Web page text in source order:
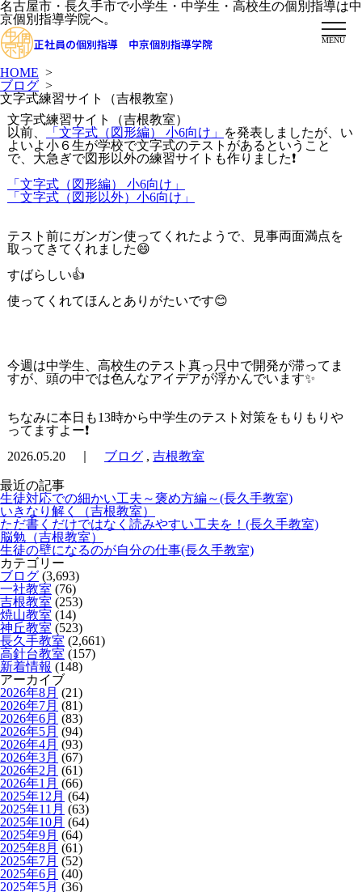
名古屋市・長久手市で小学生・中学生・高校生の個別指導は中
京個別指導学院へ。
正社員の個別指導 中京個別指導学院 MENU
HOME >
ブログ >
文字式練習サイト（吉根教室）
文字式練習サイト（吉根教室）
以前、
「文字式（図形編） 小6向け」
を発表しましたが、い
よいよ小６生が学校で文字式のテストがあるということ
で、大急ぎで図形以外の練習サイトも作りました❗️
「文字式（図形編） 小6向け」
「文字式（図形以外）小6向け」
テスト前にガンガン使ってくれたようで、見事両面満点を
取ってきてくれました😄
すばらしい👍
使ってくれてほんとありがたいです😊
今週は中学生、高校生のテスト真っ只中で開発が滞ってま
すが、頭の中では色んなアイデアが浮かんでいます✨
ちなみに本日も13時から中学生のテスト対策をもりもりや
ってますよー❗️
2026.05.20 ｜ ブログ, 吉根教室
最近の記事
生徒対応での細かい工夫～褒め方編～(長久手教室)
いきなり解く（吉根教室）
ただ書くだけではなく読みやすい工夫を！(長久手教室)
脳勉（吉根教室）
生徒の壁になるのが自分の仕事(長久手教室)
カテゴリー
ブログ (3,693)
一社教室 (76)
吉根教室 (253)
焼山教室 (14)
神丘教室 (523)
長久手教室 (2,661)
高針台教室 (157)
新着情報 (148)
アーカイブ
2026年8月 (21)
2026年7月 (81)
2026年6月 (83)
2026年5月 (94)
2026年4月 (93)
2026年3月 (67)
2026年2月 (61)
2026年1月 (66)
2025年12月 (64)
2025年11月 (63)
2025年10月 (64)
2025年9月 (64)
2025年8月 (61)
2025年7月 (52)
2025年6月 (40)
2025年5月 (36)